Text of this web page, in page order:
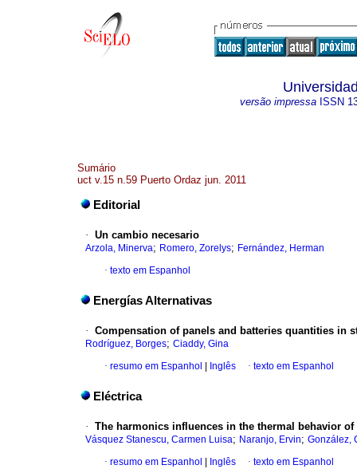
versão impressa ISSN
Sumário
uct v.15 n.59 Puerto Ordaz jun. 2011
Editorial
· Un cambio necesario
Arzola, Minerva; Romero, Zorelys; Fernández, Herman
· texto em Espanhol
Energías Alternativas
· Compensation of panels and batteries quantities in
Rodríguez, Borges; Ciaddy, Gina
· resumo em Espanhol Inglês · texto em Espanhol
Eléctrica
· The harmonics influences in the thermal behavior
Vásquez Stanescu, Carmen Luisa; Naranjo, Ervin; González,
· resumo em Espanhol Inglês · texto em Espanhol